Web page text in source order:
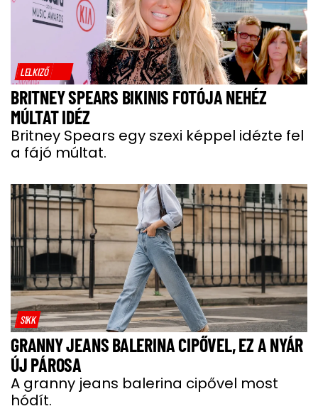
LELKIZŐ
BRITNEY SPEARS BIKINIS FOTÓJA NEHÉZ
MÚLTAT IDÉZ
Britney Spears egy szexi képpel idézte fel
a fájó múltat.
SIKK
GRANNY JEANS BALERINA CIPŐVEL, EZ A NYÁR
ÚJ PÁROSA
A granny jeans balerina cipővel most
hódít.